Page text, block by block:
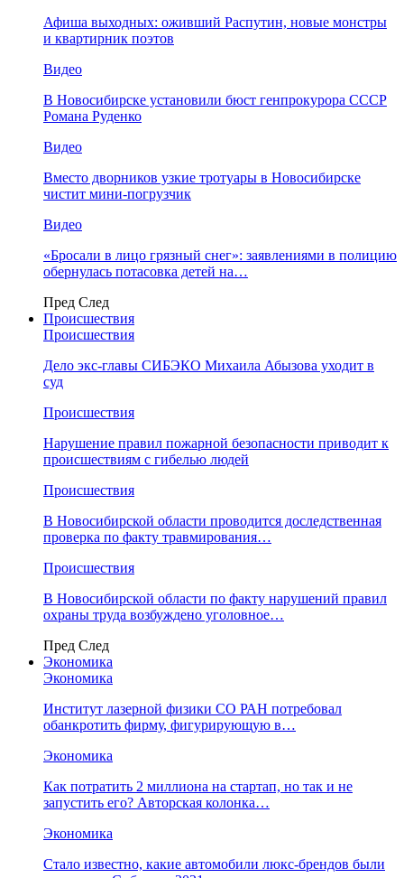
Афиша выходных: оживший Распутин, новые монстры
и квартирник поэтов
Видео
В Новосибирске установили бюст генпрокурора СССР
Романа Руденко
Видео
Вместо дворников узкие тротуары в Новосибирске
чистит мини-погрузчик
Видео
«Бросали в лицо грязный снег»: заявлениями в полицию
обернулась потасовка детей на…
Пред След
Происшествия
Происшествия
Дело экс-главы СИБЭКО Михаила Абызова уходит в
суд
Происшествия
Нарушение правил пожарной безопасности приводит к
происшествиям с гибелью людей
Происшествия
В Новосибирской области проводится доследственная
проверка по факту травмирования…
Происшествия
В Новосибирской области по факту нарушений правил
охраны труда возбуждено уголовное…
Пред След
Экономика
Экономика
Институт лазерной физики СО РАН потребовал
обанкротить фирму, фигурирующую в…
Экономика
Как потратить 2 миллиона на стартап, но так и не
запустить его? Авторская колонка…
Экономика
Стало известно, какие автомобили люкс-брендов были